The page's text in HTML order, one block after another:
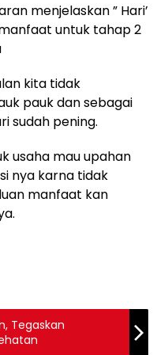
menjelaskan ” Hari’
untuk tahap 2
kita tidak
pauk dan sebagai
sudah pening.
usaha mau upahan
nya karna tidak
manfaat kan
Tegaskan